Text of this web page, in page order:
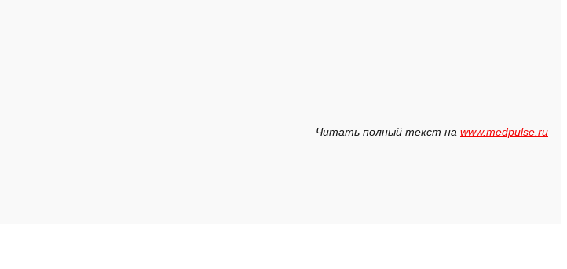
Читать полный текст на www.medpulse.ru